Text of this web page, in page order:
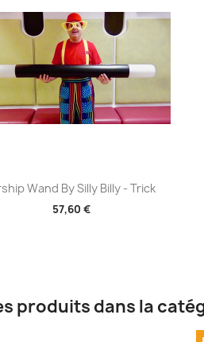
Aperçu rapide
Wand By Silly Billy - Trick
57,60 €
produits dans la